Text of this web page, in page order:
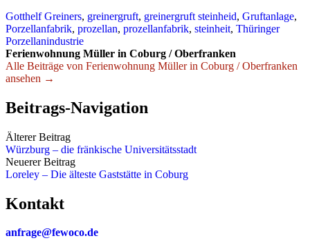
Gotthelf Greiners, greinergruft, greinergruft steinheid, Gruftanlage,
Porzellanfabrik, prozellan, prozellanfabrik, steinheit, Thüringer
Porzellanindustrie
Ferienwohnung Müller in Coburg / Oberfranken
Alle Beiträge von Ferienwohnung Müller in Coburg / Oberfranken
ansehen →
Beitrags-Navigation
Älterer Beitrag
Würzburg – die fränkische Universitätsstadt
Neuerer Beitrag
Loreley – Die älteste Gaststätte in Coburg
Kontakt
anfrage@fewoco.de